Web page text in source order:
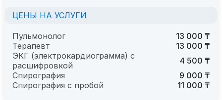
ЦЕНЫ НА УСЛУГИ
Пульмонолог
13 000 ₸
Терапевт
13 000 ₸
ЭКГ (электрокардиограмма) с
расшифровкой
4 500 ₸
Спирография
9 000 ₸
Спирография с пробой
11 000 ₸